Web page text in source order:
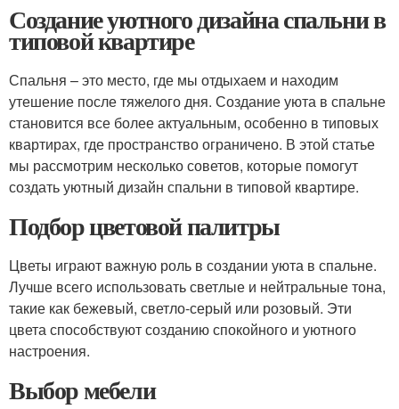
Создание уютного дизайна спальни в
типовой квартире
Спальня – это место, где мы отдыхаем и находим
утешение после тяжелого дня. Создание уюта в спальне
становится все более актуальным, особенно в типовых
квартирах, где пространство ограничено. В этой статье
мы рассмотрим несколько советов, которые помогут
создать уютный дизайн спальни в типовой квартире.
Подбор цветовой палитры
Цветы играют важную роль в создании уюта в спальне.
Лучше всего использовать светлые и нейтральные тона,
такие как бежевый, светло-серый или розовый. Эти
цвета способствуют созданию спокойного и уютного
настроения.
Выбор мебели